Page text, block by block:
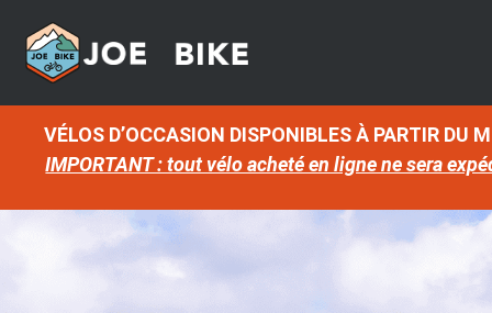
VÉLOS D’OCCASION DISPONIBLES À PARTIR DU
IMPORTANT : tout vélo acheté en ligne ne sera